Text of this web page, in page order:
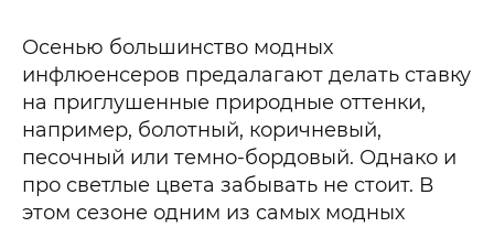
Осенью большинство модных
инфлюенсеров предалагают делать ставку
на приглушенные природные оттенки,
например, болотный, коричневый,
песочный или темно-бордовый. Однако и
про светлые цвета забывать не стоит. В
этом сезоне одним из самых модных